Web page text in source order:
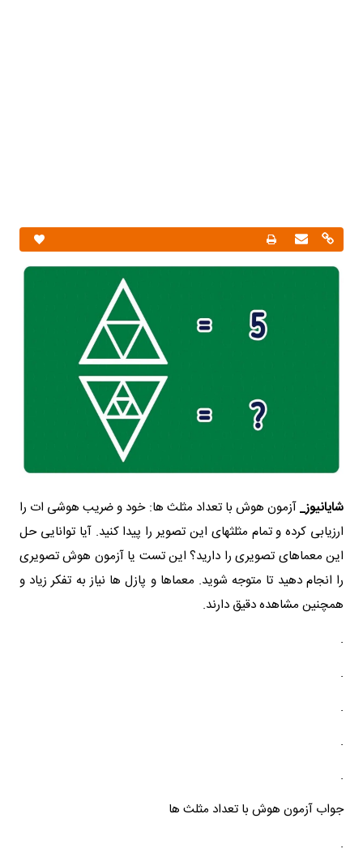
شایانیوز_آزمون هوش با تعداد مثلث ها: خود و ضریب هوشی ات را
ارزیابی کرده و تمام مثلثهای این تصویر را پیدا کنید. آیا توانایی حل
این معماهای تصویری را دارید؟ این تست یا آزمون هوش تصویری
را انجام دهید تا متوجه شوید. معماها و پازل ها نیاز به تفکر زیاد و
همچنین مشاهده دقیق دارند.
.
.
.
.
.
جواب آزمون هوش با تعداد مثلث ها
.